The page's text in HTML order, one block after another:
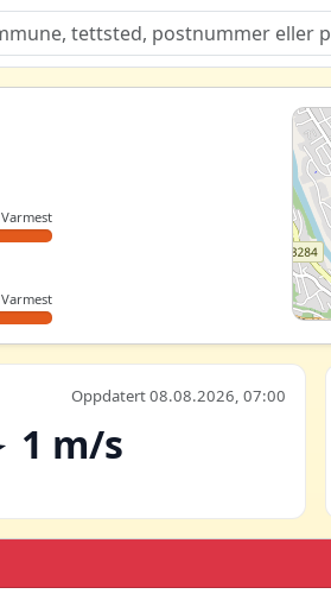
Varmest
Varmest
Oppdatert 08.08.2026, 07:00
1 m/s